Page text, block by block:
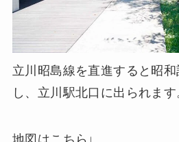
立川昭島線を直進すると昭
し、立川駅北口に出られます